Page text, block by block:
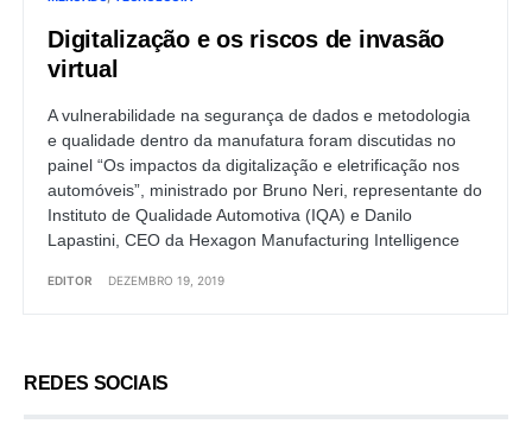
Digitalização e os riscos de invasão
virtual
A vulnerabilidade na segurança de dados e metodologia
e qualidade dentro da manufatura foram discutidas no
painel “Os impactos da digitalização e eletrificação nos
automóveis”, ministrado por Bruno Neri, representante do
Instituto de Qualidade Automotiva (IQA) e Danilo
Lapastini, CEO da Hexagon Manufacturing Intelligence
EDITOR DEZEMBRO 19, 2019
REDES SOCIAIS